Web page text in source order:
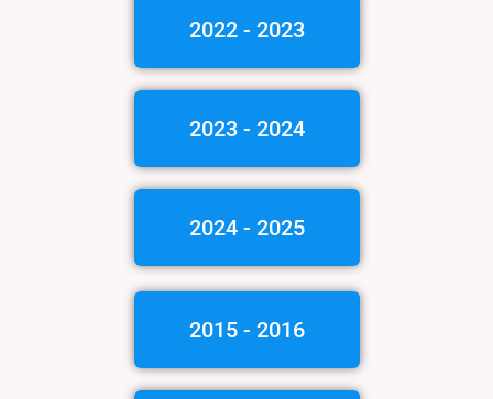
2022 - 2023
2023 - 2024
2024 - 2025
2015 - 2016